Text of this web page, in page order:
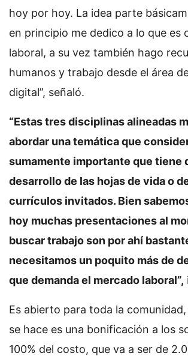
hoy por hoy. La idea parte
en principio me dedico a lo que es
laboral, a su vez también hago
humanos y trabajo desde el área
digital”, señaló.
“Estas tres disciplinas alineadas
abordar una temática que
sumamente importante que tiene
desarrollo de las hojas de vida o
currículos invitados. Bien
hoy muchas presentaciones al
buscar trabajo son por ahí
necesitamos un poquito más de
que demanda el mercado laboral”,
Es abierto para toda la
se hace es una bonificación a los
100% del costo, que va a ser de